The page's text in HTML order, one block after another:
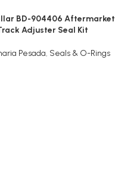
BD-904406 Aftermarket
Adjuster Seal Kit
Pesada, Seals & O-Rings